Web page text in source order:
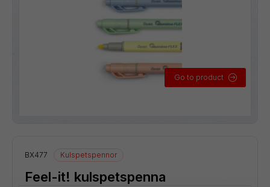
Go to product
BX477 Kulspetspennor
Feel-it! kulspetspenna